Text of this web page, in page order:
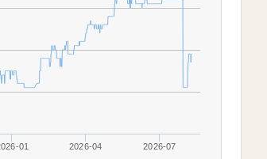
01 2026-04 2026-07